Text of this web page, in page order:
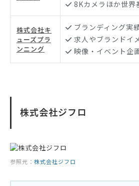
8Kカメラほか世界
株式会社キ
ューズプラ
ンニング
ブランディング実
求人やブランドイ
映像・イベント企
株式会社ジフロ
参照元： 株式会社ジフロ